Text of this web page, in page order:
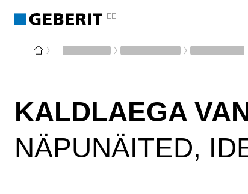
EE
KALDLAEGA
NÄPUNÄITED,